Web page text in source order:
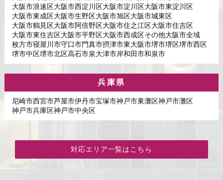
大阪市浪速区大阪市西淀川区大阪市淀川区大阪市東淀川区
大阪市東成区大阪市生野区大阪市旭区大阪市城東区
大阪市鶴見区大阪市阿倍野区大阪市住之江区大阪市住吉区
大阪市東住吉区大阪市平野区大阪市西成区その他大阪市全域
枚方市寝屋川市守口市門真市摂津市東大阪市堺市堺区堺市西区
堺市中区堺市北区高石市泉大津市岸和田市和泉市
兵庫県
尼崎市西宮市芦屋市伊丹市宝塚市神戸市東灘区神戸市灘区
神戸市兵庫区神戸市中央区
対応エリア一覧はこちら